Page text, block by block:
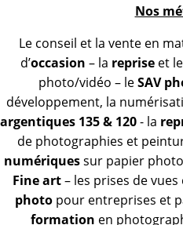
Nos
Le conseil et la vente en
d’occasion – la reprise et le
photo/vidéo – leSAV
développement, la
argentiques 135 & 120- la
de photographies et
numériquessur papier
Fine art– les prises de vues
photo pour entreprises et
formation en